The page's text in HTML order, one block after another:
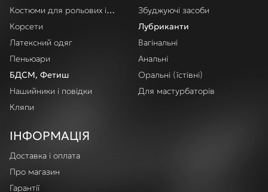
Костюми для рольових ігор
Корсети
Латексний одяг
Пеньюари
БДСМ, Фетиш
Нашийники і повідки
Кляпи
Збуджуючі засоби
Лубриканти
Вагінальні
Анальні
Оральні (їстівні)
Для мастурбаторів
ІНФОРМАЦІЯ
Доставка і оплата
Про магазин
Гарантії